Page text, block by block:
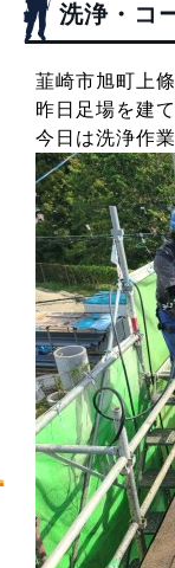
洗浄・コ
韮崎市旭町上
昨日足場を建
今日は洗浄作